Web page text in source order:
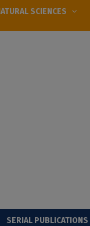
SCIENCES
SERIAL PUBLICATIONS